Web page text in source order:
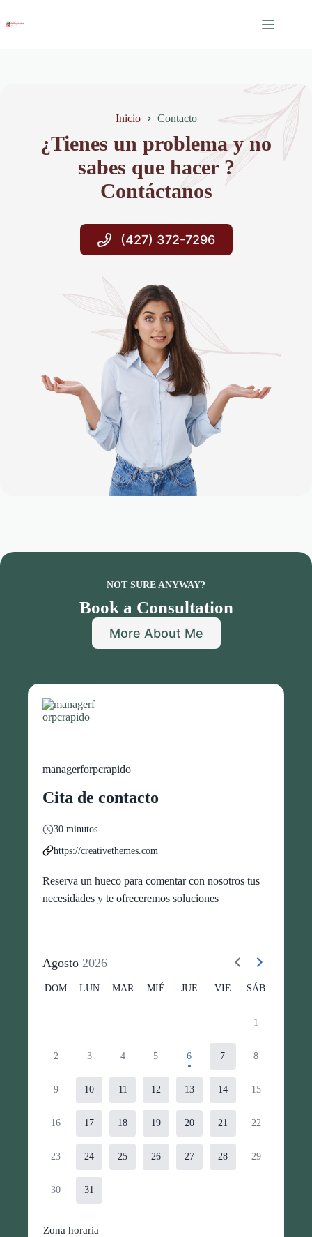
contenido
Inicio Contacto
¿Tienes un problema y no
sabes que hacer ?
Contáctanos
(427) 372-7296
NOT SURE ANYWAY?
Book a Consultation
More About Me
managerforpcrapido
Cita de contacto
30 minutos
https://creativethemes.com
Reserva un hueco para comentar con nosotros tus
necesidades y te ofreceremos soluciones
Agosto 2026
DOM LUN MAR MIÉ JUE VIE SÁB
1
2 3 4 5 6 7 8
9 10 11 12 13 14 15
16 17 18 19 20 21 22
23 24 25 26 27 28 29
30 31
Zona horaria